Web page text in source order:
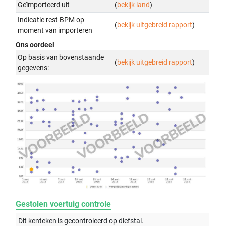
Geïmporteerd uit
(bekijk land)
Indicatie rest-BPM op
moment van importeren
(bekijk uitgebreid rapport)
Ons oordeel
Op basis van bovenstaande
gegevens:
(bekijk uitgebreid rapport)
Gestolen voertuig controle
Dit kenteken is gecontroleerd opdiefstal.